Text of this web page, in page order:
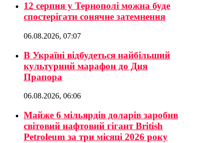
12 серпня у Тернополі можна буде
спостерігати сонячне затемнення
06.08.2026, 07:07
В Україні відбудеться найбільший
культурний марафон до Дня
Прапора
06.08.2026, 06:06
Майже 6 мільярдів доларів заробив
світовий нафтовий гігант British
Petroleum за три місяці 2026 року